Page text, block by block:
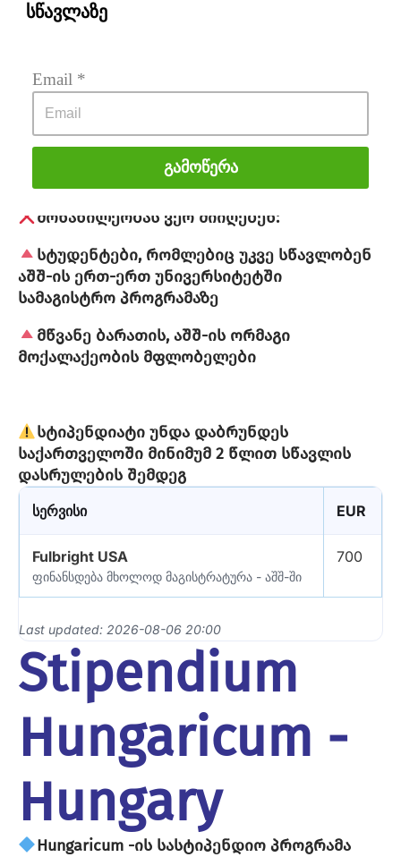
შესაძლებელია სააპლიკაციო პროცესშიც)
ზოგიერთ მიმართულებას დასჭირდება
აკადემური ნაშრომის ნიმუში ან პორტფოლიო
მონაწილეობას ვერ მიიღებენ:
სტუდენტები, რომლებიც უკვე სწავლობენ
აშშ-ის ერთ-ერთ უნივერსიტეტში
სამაგისტრო პროგრამაზე
მწვანე ბარათის, აშშ-ის ორმაგი
მოქალაქეობის მფლობელები
სტიპენდიატი უნდა დაბრუნდეს
საქართველოში მინიმუმ 2 წლით სწავლის
დასრულების შემდეგ
სერვისი EUR
Fulbright USA
ფინანსდება მხოლოდ მაგისტრატურა - აშშ-ში
700
Last updated: 2026-08-06 20:00
Stipendium
Hungaricum -
Hungary
Hungaricum -ის სასტიპენდიო პროგრამა
სწავლაზე
Email *
Გამოწერა